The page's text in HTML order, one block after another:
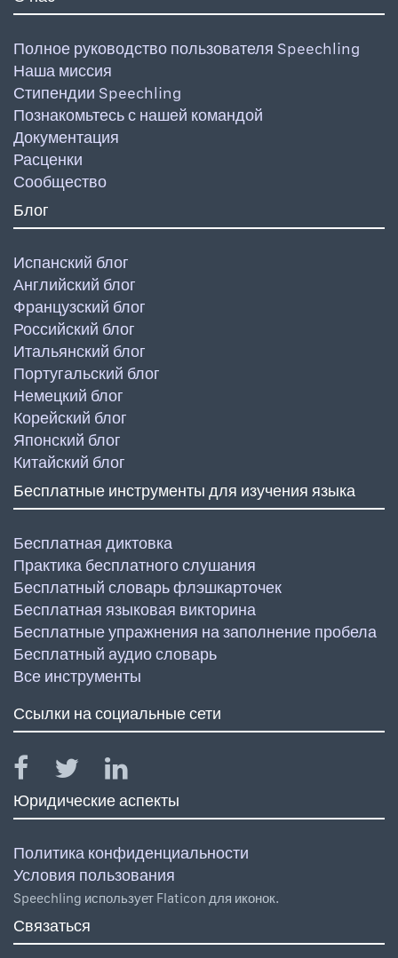
Полное руководство пользователя Speechling
Наша миссия
Стипендии Speechling
Познакомьтесь с нашей командой
Документация
Расценки
Сообщество
Блог
Испанский блог
Английский блог
Французский блог
Российский блог
Итальянский блог
Португальский блог
Немецкий блог
Корейский блог
Японский блог
Китайский блог
Бесплатные инструменты для изучения языка
Бесплатная диктовка
Практика бесплатного слушания
Бесплатный словарь флэшкарточек
Бесплатная языковая викторина
Бесплатные упражнения на заполнение пробела
Бесплатный аудио словарь
Все инструменты
Ссылки на социальные сети
Юридические аспекты
Политика конфиденциальности
Условия пользования
Speechling использует Flaticon для иконок.
Связаться